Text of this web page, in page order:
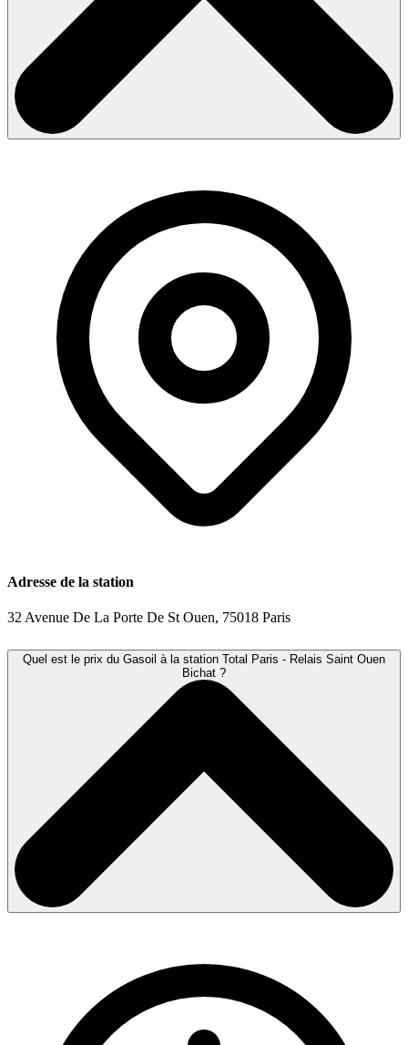
Adresse de la station
32 Avenue De La Porte De St Ouen, 75018 Paris
Quel est le prix du Gasoil à la station Total Paris - Relais Saint Ouen
Bichat ?